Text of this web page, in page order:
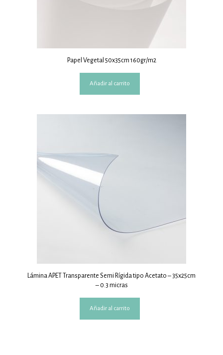
Papel Vegetal 50x35cm 160gr/m2
Añadir al carrito
Lámina APET Transparente Semi Rígida tipo Acetato – 35x25cm
– 0.3 micras
Añadir al carrito